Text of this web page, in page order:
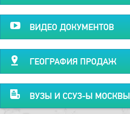
ВИДЕО ДОКУМЕНТОВ
ГЕОГРАФИЯ ПРОДАЖ
ВУЗЫ И ССУЗ-Ы МОСКВЫ